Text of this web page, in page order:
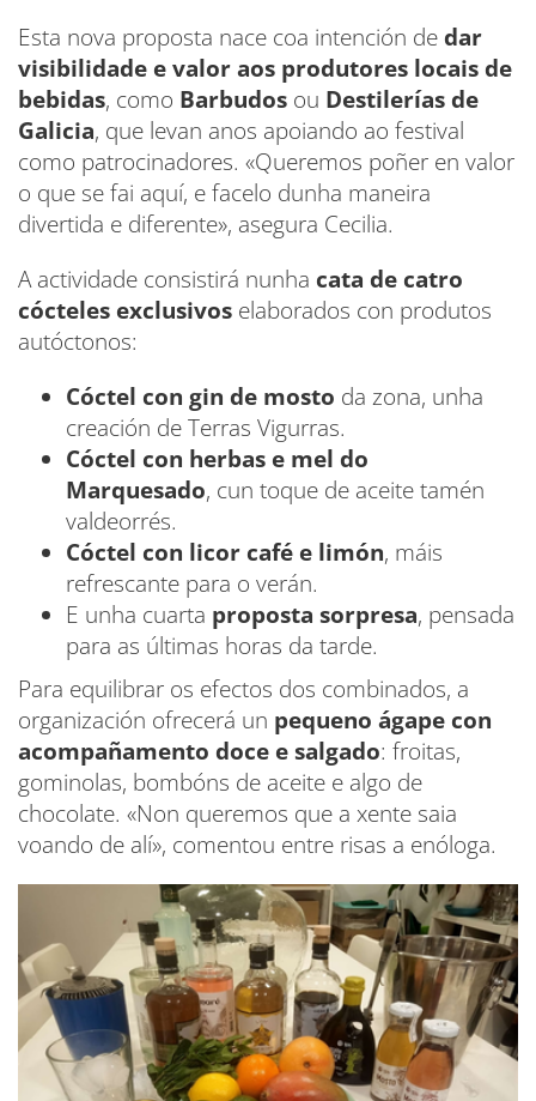
Esta nova proposta nace coa intención de dar
visibilidade e valor aos produtores locais de
bebidas, como Barbudos ou Destilerías de
Galicia, que levan anos apoiando ao festival
como patrocinadores. «Queremos poñer en valor
o que se fai aquí, e facelo dunha maneira
divertida e diferente», asegura Cecilia.
A actividade consistirá nunha cata de catro
cócteles exclusivos elaborados con produtos
autóctonos:
Cóctel con gin de mosto da zona, unha
creación de Terras Vigurras.
Cóctel con herbas e mel do
Marquesado, cun toque de aceite tamén
valdeorrés.
Cóctel con licor café e limón, máis
refrescante para o verán.
E unha cuarta proposta sorpresa, pensada
para as últimas horas da tarde.
Para equilibrar os efectos dos combinados, a
organización ofrecerá un pequeno ágape con
acompañamento doce e salgado: froitas,
gominolas, bombóns de aceite e algo de
chocolate. «Non queremos que a xente saia
voando de alí», comentou entre risas a enóloga.